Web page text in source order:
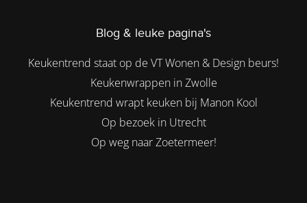
Blog & leuke pagina's
Keukentrend staat op de VT Wonen & Design beurs!
Keukenwrappen in Zwolle
Keukentrend wrapt keuken bij Manon Kool
Op bezoek in Utrecht
Op weg naar Zoetermeer!